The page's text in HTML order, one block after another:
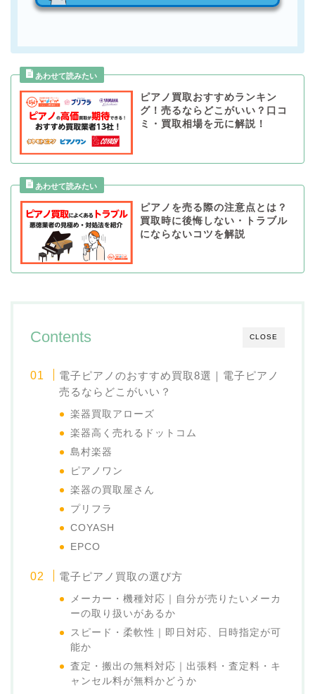
ピアノ買取おすすめランキン
グ！売るならどこがいい？口コ
ミ・買取相場を元に解説！
ピアノを売る際の注意点とは？
買取時に後悔しない・トラブル
にならないコツを解説
CLOSE
Contents
電子ピアノのおすすめ買取8選｜電子ピアノ
売るならどこがいい？
楽器買取アローズ
楽器高く売れるドットコム
島村楽器
ピアノワン
楽器の買取屋さん
プリフラ
COYASH
EPCO
電子ピアノ買取の選び方
メーカー・機種対応｜自分が売りたいメーカ
ーの取り扱いがあるか
スピード・柔軟性｜即日対応、日時指定が可
能か
査定・搬出の無料対応｜出張料・査定料・キ
ャンセル料が無料かどうか